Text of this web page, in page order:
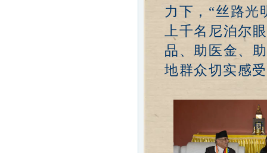
力下，“丝路光
上千名尼泊尔
品、助医金、
地群众切实感